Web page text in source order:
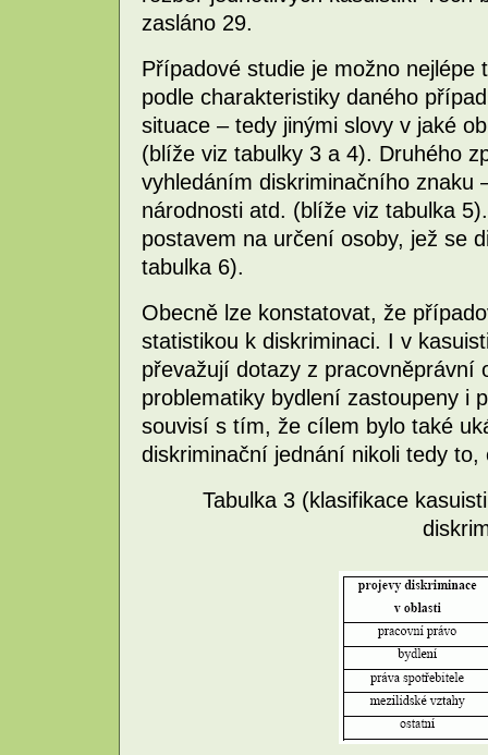
zasláno 29.
Případové studie je možno
podle charakteristiky daného
situace – tedy jinými slovy v jaké
(blíže viz tabulky 3 a 4). Druhého
vyhledáním diskriminačního znaku
národnosti atd. (blíže viz tabulka
postavem na určení osoby, jež se
tabulka 6).
Obecně lze konstatovat, že
statistikou k diskriminaci. I v
převažují dotazy z pracovněprávní
problematiky bydlení zastoupeny i
souvisí s tím, že cílem bylo také
diskriminační jednání nikoli tedy
Tabulka 3 (klasifikace